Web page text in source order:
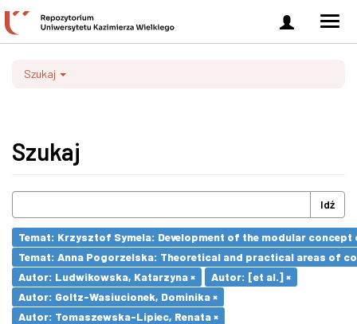
Zaloguj
się
Szukaj
Szukaj
Idź
Temat: Krzysztof Symela: Development of the modular concept
Temat: Anna Pogorzelska: Theoretical and practical areas of
Autor: Ludwikowska, Katarzyna ×
Autor: [et al.] ×
Autor: Goltz-Wasiucionek, Dominika ×
Autor: Tomaszewska-Lipiec, Renata ×